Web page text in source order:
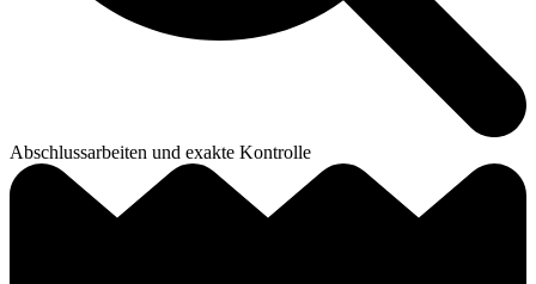
Abschlussarbeiten und exakte Kontrolle